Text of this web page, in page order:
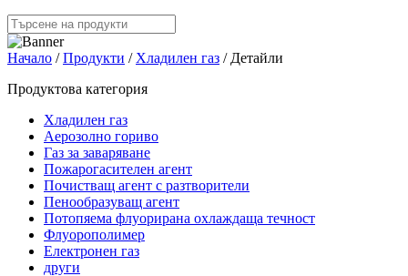
Начало /Продукти / Хладилен газ / Детайли
Продуктова категория
Хладилен газ
Аерозолно гориво
Газ за заваряване
Пожарогасителен агент
Почистващ агент с разтворители
Пенообразуващ агент
Потопяема флуорирана охлаждаща течност
Флуорополимер
Електронен газ
други